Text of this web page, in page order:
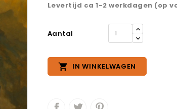
Levertijd ca 1-2 werkdagen (op
Aantal
 IN WINKELWAGEN